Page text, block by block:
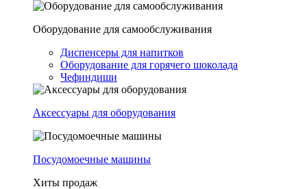
Оборудование для самообслуживания
Диспенсеры для напитков
Оборудование для горячего шоколада
Чефиндиши
Аксессуары для оборудования
Посудомоечные машины
Хиты продаж